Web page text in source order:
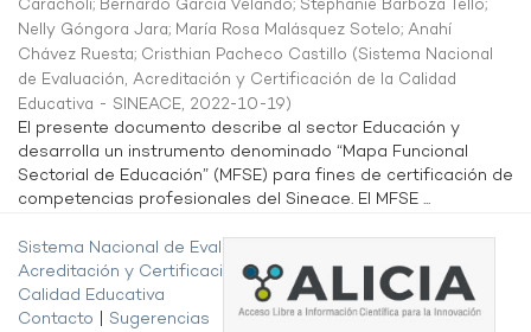
Caracholi; Bernardo García Velando; Stephanie Barboza Tello;
Nelly Góngora Jara; María Rosa Malásquez Sotelo; Anahí
Chávez Ruesta; Cristhian Pacheco Castillo (Sistema Nacional
de Evaluación, Acreditación y Certificación de la Calidad
Educativa - SINEACE, 2022-10-19)
El presente documento describe al sector Educación y
desarrolla un instrumento denominado “Mapa Funcional
Sectorial de Educación” (MFSE) para fines de certificación de
competencias profesionales del Sineace. El MFSE ...
Sistema Nacional de Evaluación,
Acreditación y Certificación de la
Calidad Educativa
Contacto
Sugerencias